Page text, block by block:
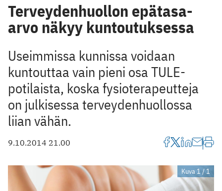
Terveydenhuollon epätasa-
arvo näkyy kuntoutuksessa
Useimmissa kunnissa voidaan
kuntouttaa vain pieni osa TULE-
potilaista, koska fysioterapeutteja
on julkisessa terveydenhuollossa
liian vähän.
9.10.2014 21.00
Kuva 1 / 1